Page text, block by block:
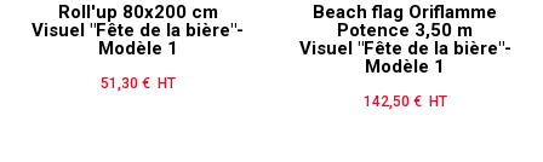
Roll'up 80x200 cm
Visuel "Fête de la bière"-
Modèle 1
Prix
51,30 € HT
Beach flag Oriflamme
Potence 3,50 m
Visuel "Fête de la bière"-
Modèle 1
Prix
142,50 € HT